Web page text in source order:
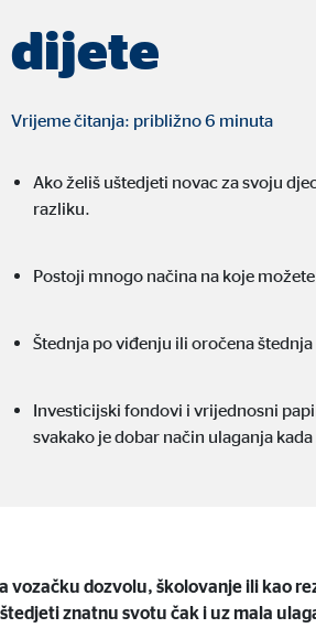
dijete
Vrijeme čitanja: približno 6 minuta
Ako želiš uštedjeti novac za svoju
razliku.
Postoji mnogo načina na koje
Štednja po viđenju ili oročena
Investicijski fondovi i vrijednosni
svakako je dobar način ulaganja
vozačku dozvolu, školovanje ili kao
znatnu svotu čak i uz mala
kolačića:
kolačići
kolačića: 10 minuta
ad